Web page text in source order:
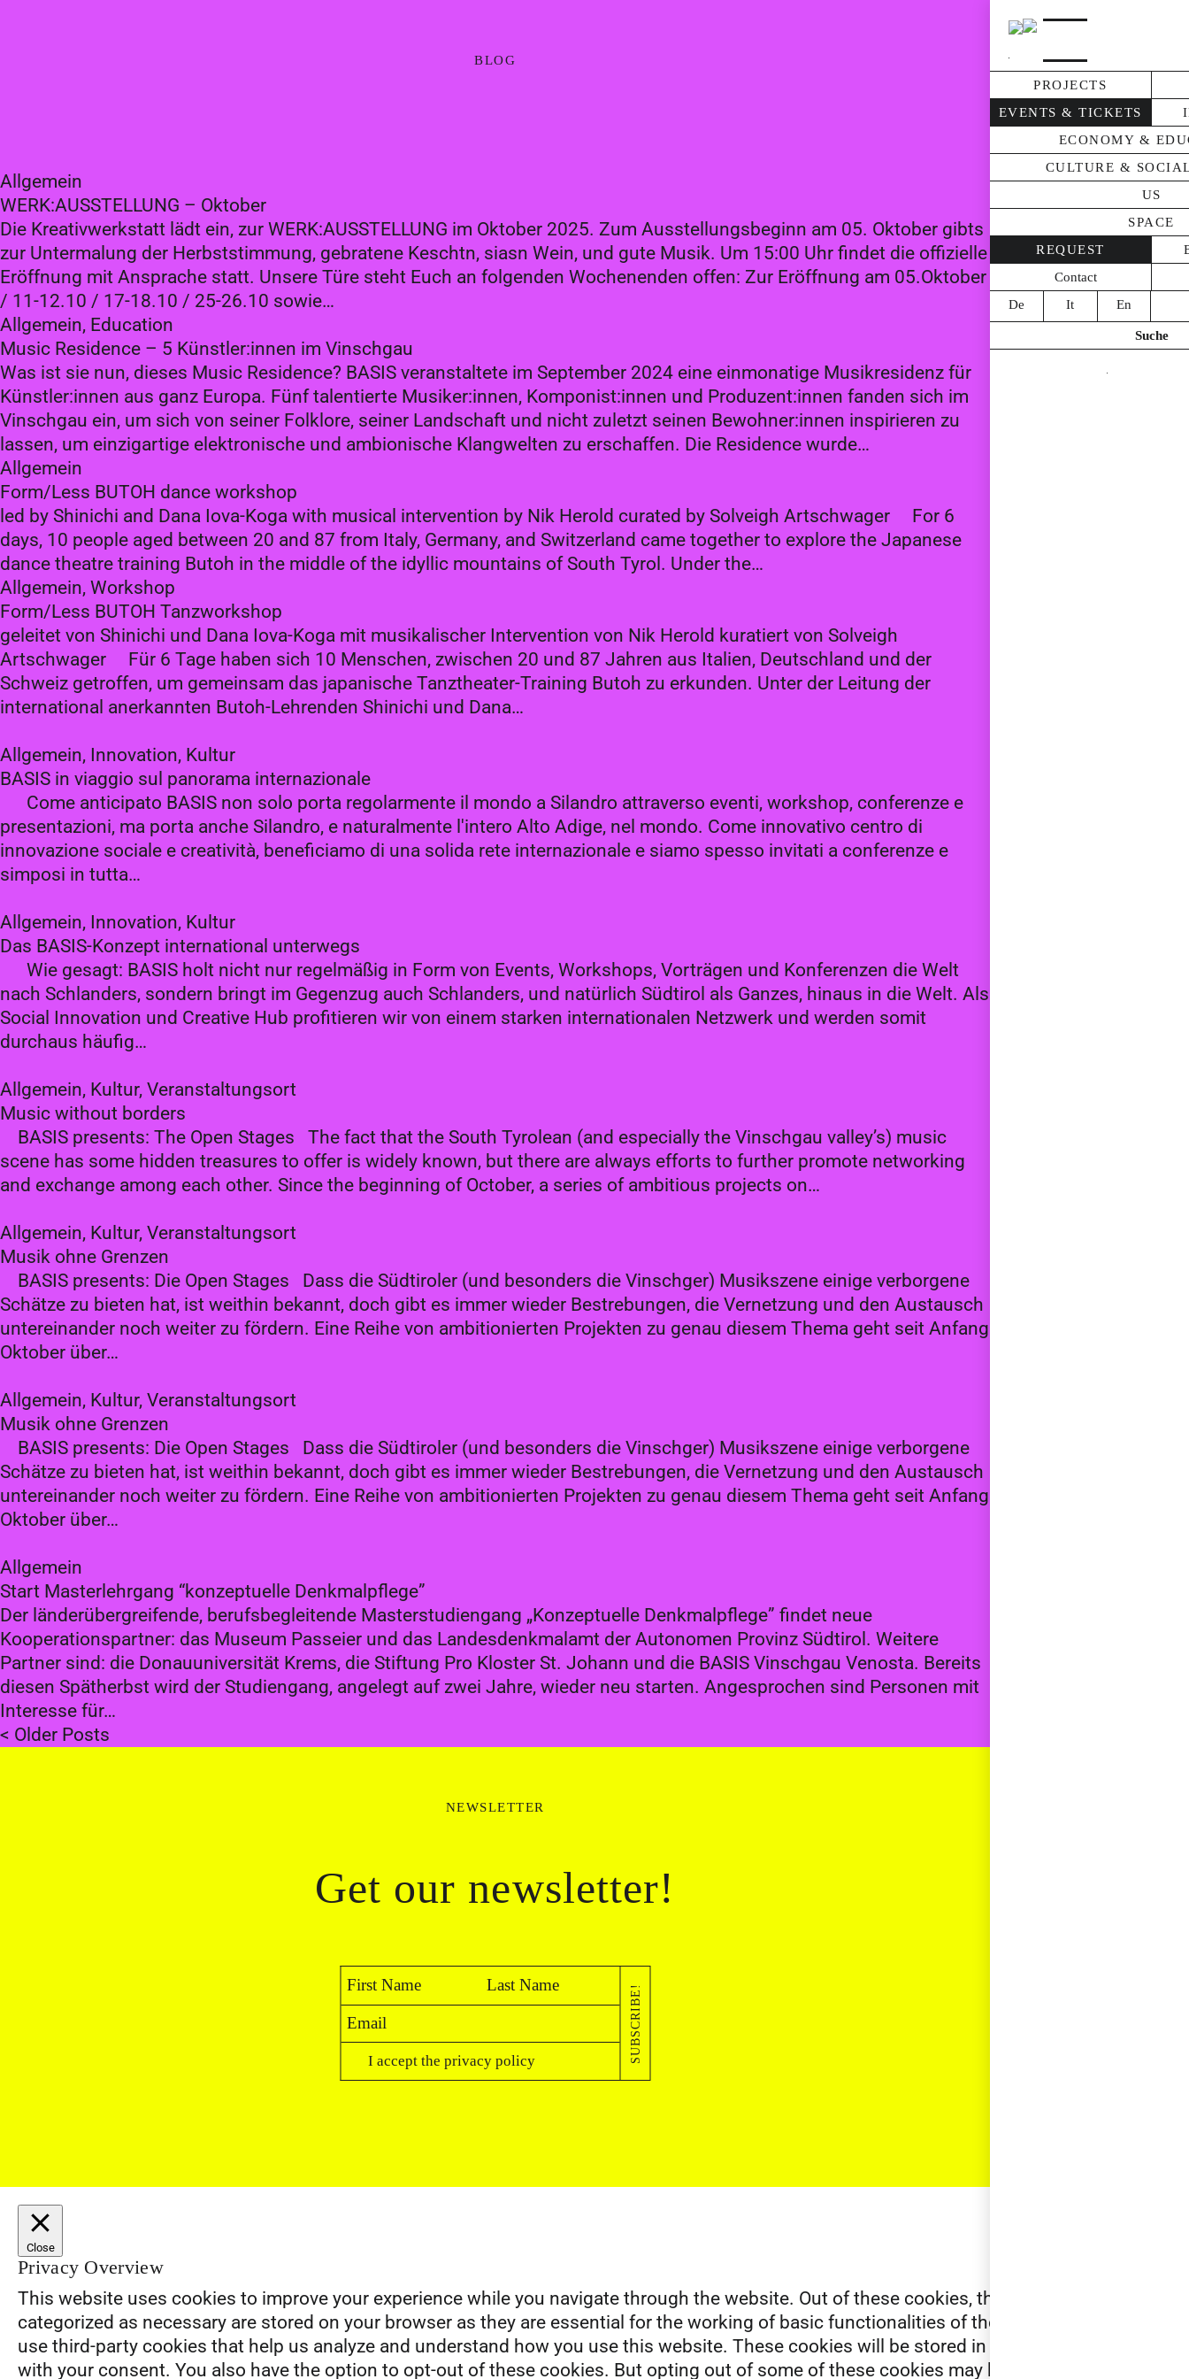
.
PROJECTS
EVENTS & TICKETS
ECONOMY &
CULTURE &
US
SPACE
REQUEST
Contact
De
It En
Suche
BLOG
Allgemein
WERK:AUSSTELLUNG – Oktober
Die Kreativwerkstatt lädt ein, zur WERK:AUSSTELLUNG im Oktober 2025. Zum Ausstellungsbeginn am 05. Oktober gibts
zur Untermalung der Herbststimmung, gebratene Keschtn, siasn Wein, und gute Musik. Um 15:00 Uhr findet die offizielle
Eröffnung mit Ansprache statt. Unsere Türe steht Euch an folgenden Wochenenden offen: Zur Eröffnung am 05.Oktober
/ 11-12.10 / 17-18.10 / 25-26.10 sowie…
Allgemein, Education
Music Residence – 5 Künstler:innen im Vinschgau
Was ist sie nun, dieses Music Residence? BASIS veranstaltete im September 2024 eine einmonatige Musikresidenz für
Künstler:innen aus ganz Europa. Fünf talentierte Musiker:innen, Komponist:innen und Produzent:innen fanden sich im
Vinschgau ein, um sich von seiner Folklore, seiner Landschaft und nicht zuletzt seinen Bewohner:innen inspirieren zu
lassen, um einzigartige elektronische und ambionische Klangwelten zu erschaffen. Die Residence wurde…
Allgemein
Form/Less BUTOH dance workshop
led by Shinichi and Dana Iova-Koga with musical intervention by Nik Herold curated by Solveigh Artschwager For 6
days, 10 people aged between 20 and 87 from Italy, Germany, and Switzerland came together to explore the Japanese
dance theatre training Butoh in the middle of the idyllic mountains of South Tyrol. Under the…
Allgemein, Workshop
Form/Less BUTOH Tanzworkshop
geleitet von Shinichi und Dana Iova-Koga mit musikalischer Intervention von Nik Herold kuratiert von Solveigh
Artschwager Für 6 Tage haben sich 10 Menschen, zwischen 20 und 87 Jahren aus Italien, Deutschland und der
Schweiz getroffen, um gemeinsam das japanische Tanztheater-Training Butoh zu erkunden. Unter der Leitung der
international anerkannten Butoh-Lehrenden Shinichi und Dana…
Allgemein, Innovation, Kultur
BASIS in viaggio sul panorama internazionale
Come anticipato BASIS non solo porta regolarmente il mondo a Silandro attraverso eventi, workshop, conferenze e
presentazioni, ma porta anche Silandro, e naturalmente l'intero Alto Adige, nel mondo. Come innovativo centro di
innovazione sociale e creatività, beneficiamo di una solida rete internazionale e siamo spesso invitati a conferenze e
simposi in tutta…
Allgemein, Innovation, Kultur
Das BASIS-Konzept international unterwegs
Wie gesagt: BASIS holt nicht nur regelmäßig in Form von Events, Workshops, Vorträgen und Konferenzen die Welt
nach Schlanders, sondern bringt im Gegenzug auch Schlanders, und natürlich Südtirol als Ganzes, hinaus in die Welt. Als
Social Innovation und Creative Hub profitieren wir von einem starken internationalen Netzwerk und werden somit
durchaus häufig…
Allgemein, Kultur, Veranstaltungsort
Music without borders
BASIS presents: The Open Stages The fact that the South Tyrolean (and especially the Vinschgau valley’s) music
scene has some hidden treasures to offer is widely known, but there are always efforts to further promote networking
and exchange among each other. Since the beginning of October, a series of ambitious projects on…
Allgemein, Kultur, Veranstaltungsort
Musik ohne Grenzen
BASIS presents: Die Open Stages Dass die Südtiroler (und besonders die Vinschger) Musikszene einige verborgene
Schätze zu bieten hat, ist weithin bekannt, doch gibt es immer wieder Bestrebungen, die Vernetzung und den Austausch
untereinander noch weiter zu fördern. Eine Reihe von ambitionierten Projekten zu genau diesem Thema geht seit Anfang
Oktober über…
Allgemein, Kultur, Veranstaltungsort
Musik ohne Grenzen
BASIS presents: Die Open Stages Dass die Südtiroler (und besonders die Vinschger) Musikszene einige verborgene
Schätze zu bieten hat, ist weithin bekannt, doch gibt es immer wieder Bestrebungen, die Vernetzung und den Austausch
untereinander noch weiter zu fördern. Eine Reihe von ambitionierten Projekten zu genau diesem Thema geht seit Anfang
Oktober über…
Allgemein
Start Masterlehrgang “konzeptuelle Denkmalpflege”
Der länderübergreifende, berufsbegleitende Masterstudiengang „Konzeptuelle Denkmalpflege” findet neue
Kooperationspartner: das Museum Passeier und das Landesdenkmalamt der Autonomen Provinz Südtirol. Weitere
Partner sind: die Donauuniversität Krems, die Stiftung Pro Kloster St. Johann und die BASIS Vinschgau Venosta. Bereits
diesen Spätherbst wird der Studiengang, angelegt auf zwei Jahre, wieder neu starten. Angesprochen sind Personen mit
Interesse für…
< Older Posts
NEWSLETTER
Get our newsletter!
I accept theprivacy policy SUBSCRIBE!
Close
Privacy Overview
This website uses cookies to improve your experience while you navigate through the website. Out of these cookies, the cookies that are
categorized as necessary are stored on your browser as they are essential for the working of basic functionalities of the website. We also
use third-party cookies that help us analyze and understand how you use this website. These cookies will be stored in your browser only
with your consent. You also have the option to opt-out of these cookies. But opting out of some of these cookies may have an effect on your